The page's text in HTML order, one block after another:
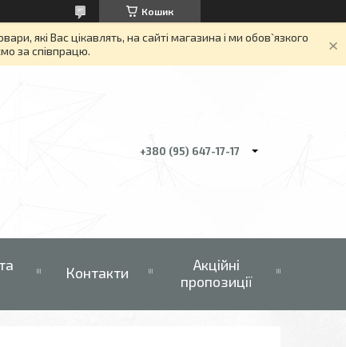
Кошик
які Вас цікавлять, на сайті магазина і ми обов`язкого
за співпрацю.
+380 (95) 647-17-17
Контакти
Акційні
пропозиції